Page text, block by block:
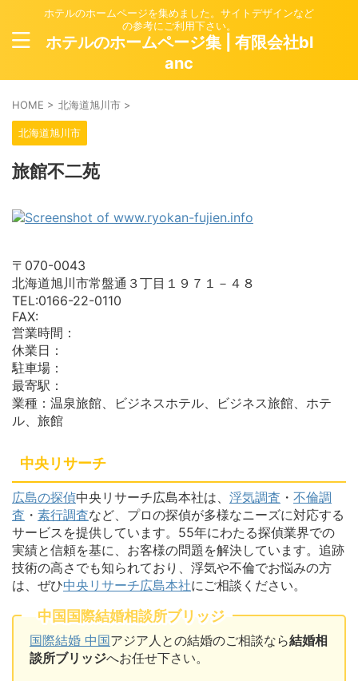
ホテルのホームページを集めました。サイトデザインなど
の参考にご利用下さい。
ホテルのホームページ集 | 有限会社bl
anc
HOME > 北海道旭川市 >
北海道旭川市
旅館不二苑
〒070-0043
北海道旭川市常盤通３丁目１９７１－４８
TEL:0166-22-0110
FAX:
営業時間：
休業日：
駐車場：
最寄駅：
業種：温泉旅館、ビジネスホテル、ビジネス旅館、ホテ
ル、旅館
中央リサーチ
広島の探偵中央リサーチ広島本社は、 浮気調査 ・ 不倫調
査 ・ 素行調査など、プロの探偵が多様なニーズに対応する
サービスを提供しています。55年にわたる探偵業界での
実績と信頼を基に、お客様の問題を解決しています。追跡
技術の高さでも知られており、浮気や不倫でお悩みの方
は、ぜひ中央リサーチ広島本社にご相談ください。
中国国際結婚相談所ブリッジ
国際結婚 中国アジア人との結婚のご相談なら結婚相
談所ブリッジへお任せ下さい。